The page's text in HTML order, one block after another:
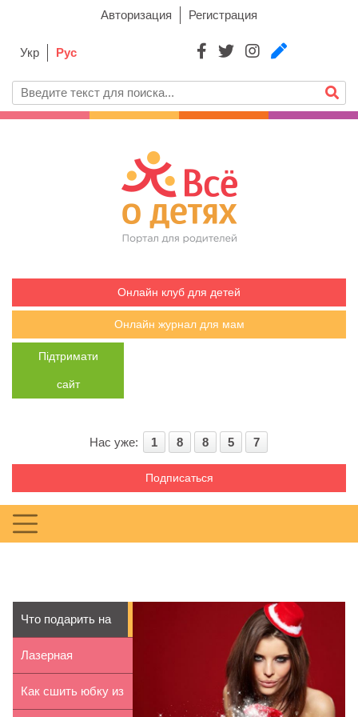
Авторизация Регистрация
Укр Рус
Онлайн клуб для детей
Онлайн журнал для мам
Підтримати
сайт
Нас уже: 1 8 8 5 7
Подписаться
Что подарить на
год Огненной Об...
Лазерная
шлифовка лица:
Как сшить юбку из